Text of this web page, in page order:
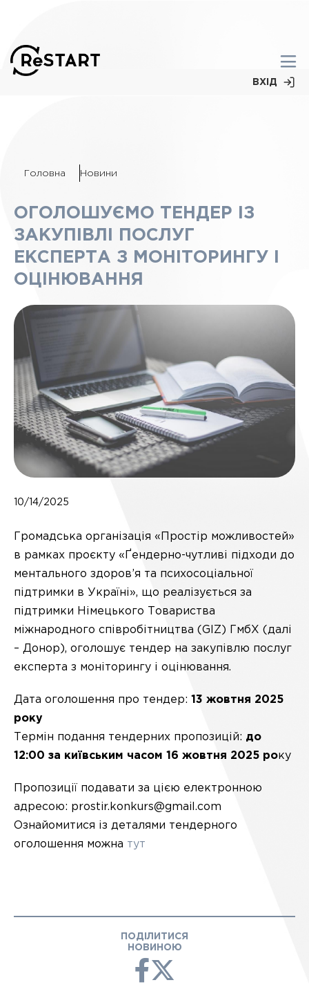
ВХІД
Головна Новини
ОГОЛОШУЄМО ТЕНДЕР ІЗ
ЗАКУПІВЛІ ПОСЛУГ
ЕКСПЕРТА З МОНІТОРИНГУ І
ОЦІНЮВАННЯ
10/14/2025
Громадська організація «Простір можливостей»
в рамках проєкту «Ґендерно-чутливі підходи до
ментального здоров’я та психосоціальної
підтримки в Україні», що реалізується за
підтримки Німецького Товариства
міжнародного співробітництва (GIZ) ГмбХ (далі
– Донор), оголошує тендер на закупівлю послуг
експерта з моніторингу і оцінювання.
Дата оголошення про тендер: 13 жовтня 2025
року
Термін подання тендерних пропозицій: до
12:00 за київським часом 16 жовтня 2025 року
Пропозиції подавати за цією електронною
адресою: prostir.konkurs@gmail.com
Ознайомитися із деталями тендерного
оголошення можна тут
ПОДІЛИТИСЯ
НОВИНОЮ